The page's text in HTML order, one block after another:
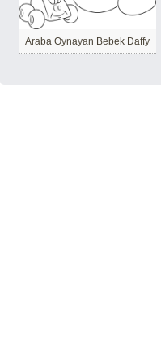
Araba Oynayan Bebek Daffy